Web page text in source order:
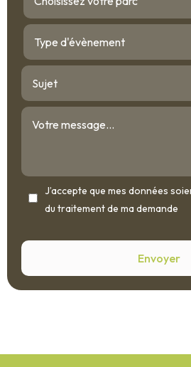
J’accepte que mes données
du traitement de ma demande